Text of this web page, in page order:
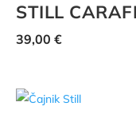
STILL
39,00 €